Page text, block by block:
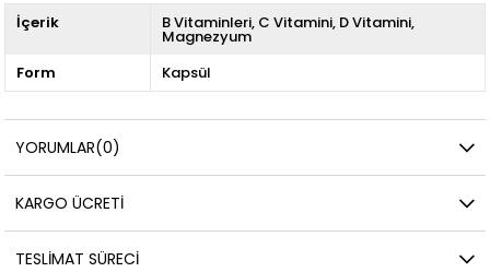
İçerik B Vitaminleri C Vitamini D Vitamini
Magnezyum
Form
Kapsül
YORUMLAR(0)
KARGO ÜCRETI
TESLIMAT SÜRECI